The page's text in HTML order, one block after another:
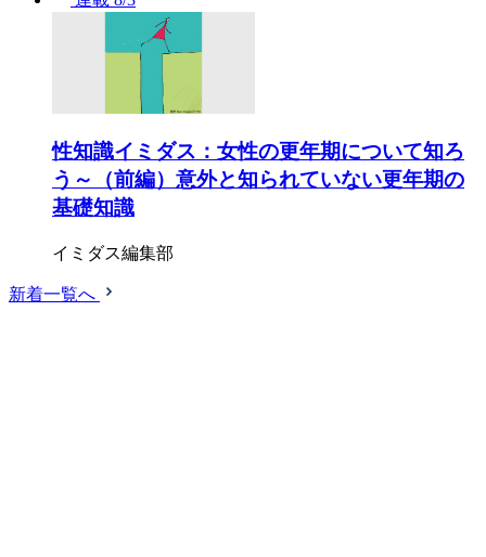
性知識イミダス：女性の更年期について知ろ
う～（前編）意外と知られていない更年期の
基礎知識
イミダス編集部
新着一覧へ